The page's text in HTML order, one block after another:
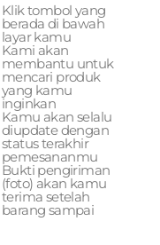
Klik tombol yang
berada di bawah
layar kamu
Kami akan
membantu untuk
mencari produk
yang kamu
inginkan
Kamu akan selalu
diupdate dengan
status terakhir
pemesananmu
Bukti pengiriman
(foto) akan kamu
terima setelah
barang sampai